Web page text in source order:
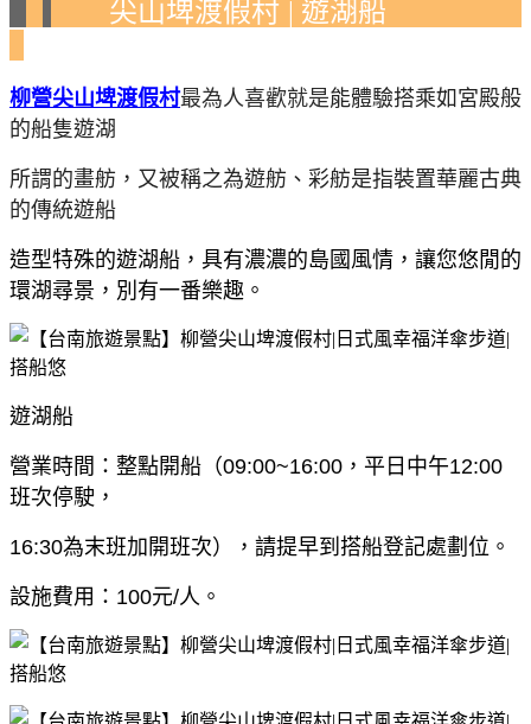
尖山埤渡假村 | 遊湖船
柳營尖山埤渡假村最為人喜歡就是能體驗搭乘如宮殿般
的船隻遊湖
所謂的畫舫，又被稱之為遊舫、彩舫是指裝置華麗古典
的傳統遊船
造型特殊的遊湖船，具有濃濃的島國風情，讓您悠閒的
環湖尋景，別有一番樂趣。
遊湖船
營業時間：整點開船（09:00~16:00，平日中午12:00
班次停駛，
16:30為末班加開班次）， 請提早到搭船登記處劃位。
設施費用：100元/人。